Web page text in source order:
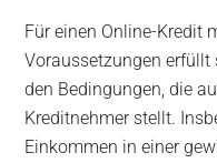
Für einen Online-Kredit
Voraussetzungen erfüllt
den Bedingungen, die
Kreditnehmer stellt.
Einkommen in einer